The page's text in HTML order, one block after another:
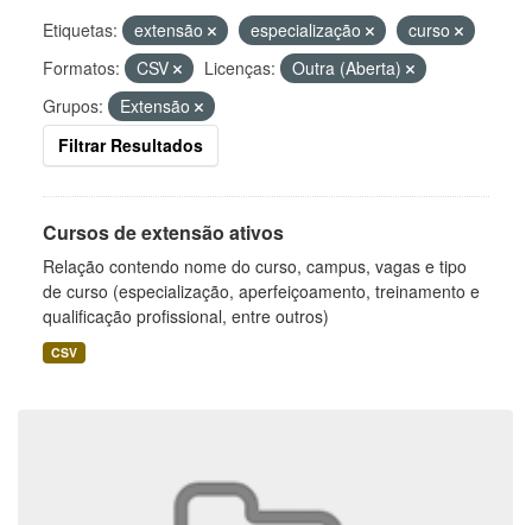
Etiquetas: extensão especialização
curso
Formatos:
CSV Licenças:
Outra (Aberta)
Grupos:
Extensão
Filtrar Resultados
Cursos de extensão ativos
Relação contendo nome do curso, campus, vagas e tipo
de curso (especialização, aperfeiçoamento, treinamento e
qualificação profissional, entre outros)
CSV